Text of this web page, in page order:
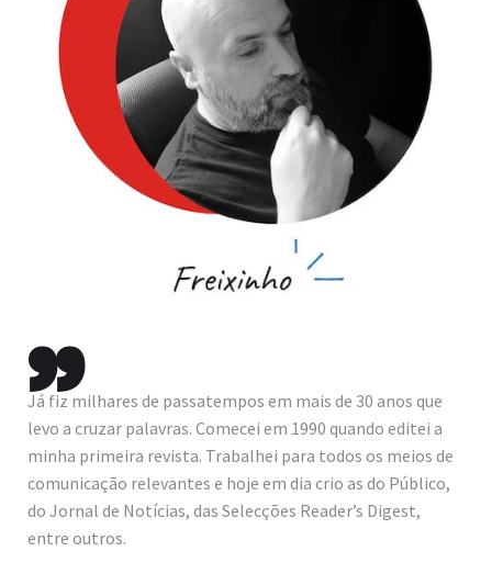
,,
Já fiz milhares de passatempos em mais de 30 anos que
levo a cruzar palavras. Comecei em 1990 quando editei a
minha primeira revista. Trabalhei para todos os meios de
comunicação relevantes e hoje em dia crio as do Público,
do Jornal de Notícias, das Selecções Reader’s Digest,
entre outros.